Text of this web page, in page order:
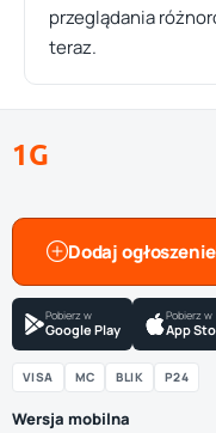
przeglądania
teraz.
1G
Dodaj ogłoszenie
Pobierz w
Google Play
Pobierz w
App
VISA MC BLIK P24
Wersja mobilna